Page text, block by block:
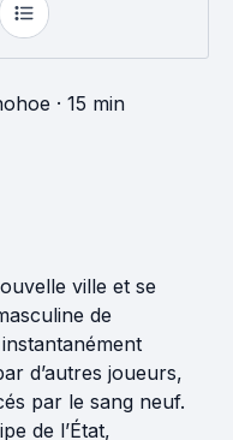
· 15 min
ville et se
de
d’autres joueurs,
par le sang neuf.
de l’État,